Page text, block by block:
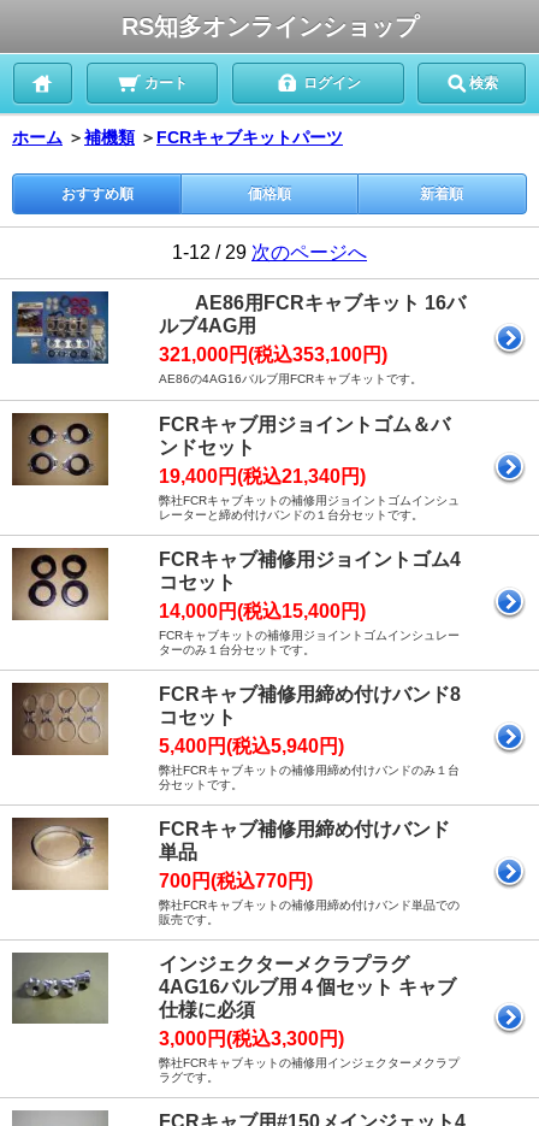
RS知多オンラインショップ
カート ログイン 検索
ホーム ＞補機類 ＞ FCRキャブキットパーツ
おすすめ順 価格順 新着順
1-12 / 29 次のページへ
AE86用FCRキャブキット 16バ
ルブ4AG用
321,000円(税込353,100円)
AE86の4AG16バルブ用FCRキャブキットです。
FCRキャブ用ジョイントゴム＆バ
ンドセット
19,400円(税込21,340円)
弊社FCRキャブキットの補修用ジョイントゴムインシュ
レーターと締め付けバンドの１台分セットです。
FCRキャブ補修用ジョイントゴム4
コセット
14,000円(税込15,400円)
FCRキャブキットの補修用ジョイントゴムインシュレー
ターのみ１台分セットです。
FCRキャブ補修用締め付けバンド8
コセット
5,400円(税込5,940円)
弊社FCRキャブキットの補修用締め付けバンドのみ１台
分セットです。
FCRキャブ補修用締め付けバンド
単品
700円(税込770円)
弊社FCRキャブキットの補修用締め付けバンド単品での
販売です。
インジェクターメクラプラグ
4AG16バルブ用４個セット キャブ
仕様に必須
3,000円(税込3,300円)
弊社FCRキャブキットの補修用インジェクターメクラプ
ラグです。
FCRキャブ用#150メインジェット4